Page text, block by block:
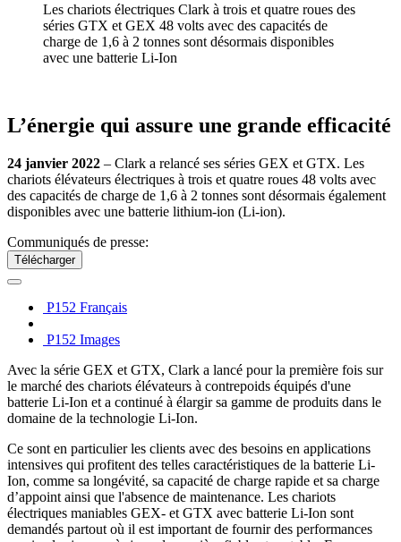
Les chariots électriques Clark à trois et quatre roues des
séries GTX et GEX 48 volts avec des capacités de
charge de 1,6 à 2 tonnes sont désormais disponibles
avec une batterie Li-Ion
L’énergie qui assure une grande efficacité
24 janvier 2022 – Clark a relancé ses séries GEX et GTX. Les
chariots élévateurs électriques à trois et quatre roues 48 volts avec
des capacités de charge de 1,6 à 2 tonnes sont désormais également
disponibles avec une batterie lithium-ion (Li-ion).
Communiqués de presse:
Télécharger
P152 Français
P152 Images
Avec la série GEX et GTX, Clark a lancé pour la première fois sur
le marché des chariots élévateurs à contrepoids équipés d'une
batterie Li-Ion et a continué à élargir sa gamme de produits dans le
domaine de la technologie Li-Ion.
Ce sont en particulier les clients avec des besoins en applications
intensives qui profitent des telles caractéristiques de la batterie Li-
Ion, comme sa longévité, sa capacité de charge rapide et sa charge
d’appoint ainsi que l'absence de maintenance. Les chariots
électriques maniables GEX- et GTX avec batterie Li-Ion sont
demandés partout où il est important de fournir des performances